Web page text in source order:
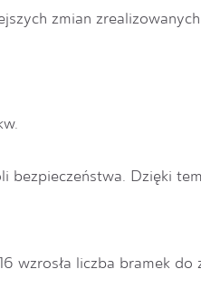
zmian
bezpieczeństwa. Dzięki
wzrosła liczba bramek do